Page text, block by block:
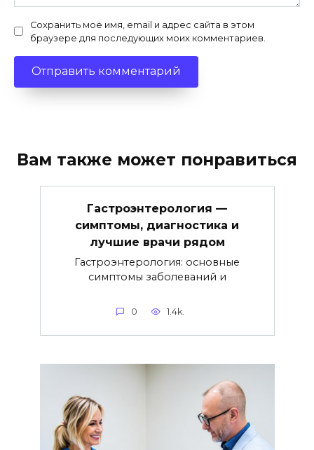
Сохранить моё имя, email и адрес сайта в этом
браузере для последующих моих комментариев.
Вам также может понравиться
Гастроэнтерология —
симптомы, диагностика и
лучшие врачи рядом
Гастроэнтерология: основные
симптомы заболеваний и
0 1.4k.